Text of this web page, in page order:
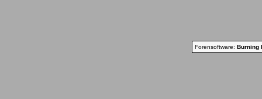
Forensoftware: Burning